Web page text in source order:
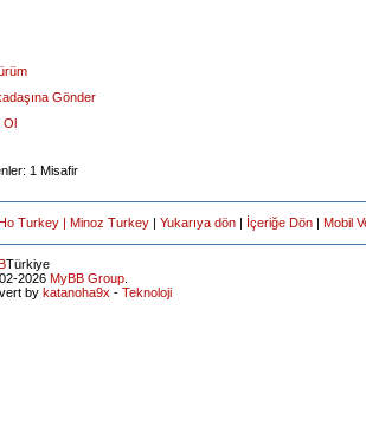
Gönder
Ol
1 Misafir
Turkey | Minoz Turkey | Yukarıya dön | İçeriğe Dön | Mobil
Türkiye
2026 MyBB Group
by katanoha9x - Teknoloji